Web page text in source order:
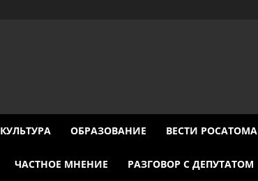
КУЛЬТУРА ОБРАЗОВАНИЕ ВЕСТИ РОСАТОМА
ЧАСТНОЕ МНЕНИЕ РАЗГОВОР С ДЕПУТАТОМ